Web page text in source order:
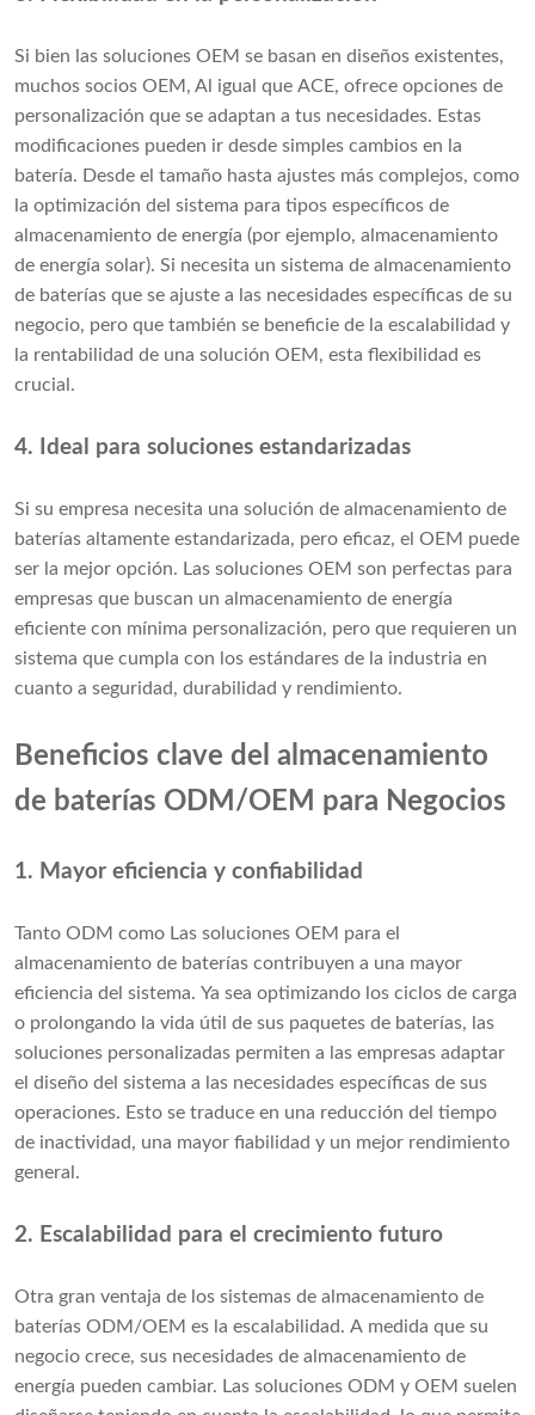
Si bien las soluciones OEM se basan en diseños existentes,
muchos socios OEM, Al igual que ACE, ofrece opciones de
personalización que se adaptan a tus necesidades. Estas
modificaciones pueden ir desde simples cambios en la
batería. Desde el tamaño hasta ajustes más complejos, como
la optimización del sistema para tipos específicos de
almacenamiento de energía (por ejemplo, almacenamiento
de energía solar). Si necesita un sistema de almacenamiento
de baterías que se ajuste a las necesidades específicas de su
negocio, pero que también se beneficie de la escalabilidad y
la rentabilidad de una solución OEM, esta flexibilidad es
crucial.
4. Ideal para soluciones estandarizadas
Si su empresa necesita una solución de almacenamiento de
baterías altamente estandarizada, pero eficaz, el OEM puede
ser la mejor opción. Las soluciones OEM son perfectas para
empresas que buscan un almacenamiento de energía
eficiente con mínima personalización, pero que requieren un
sistema que cumpla con los estándares de la industria en
cuanto a seguridad, durabilidad y rendimiento.
Beneficios clave del almacenamiento
de baterías ODM/OEM para Negocios
1. Mayor eficiencia y confiabilidad
Tanto ODM como Las soluciones OEM para el
almacenamiento de baterías contribuyen a una mayor
eficiencia del sistema. Ya sea optimizando los ciclos de carga
o prolongando la vida útil de sus paquetes de baterías, las
soluciones personalizadas permiten a las empresas adaptar
el diseño del sistema a las necesidades específicas de sus
operaciones. Esto se traduce en una reducción del tiempo
de inactividad, una mayor fiabilidad y un mejor rendimiento
general.
2. Escalabilidad para el crecimiento futuro
Otra gran ventaja de los sistemas de almacenamiento de
baterías ODM/OEM es la escalabilidad. A medida que su
negocio crece, sus necesidades de almacenamiento de
energía pueden cambiar. Las soluciones ODM y OEM suelen